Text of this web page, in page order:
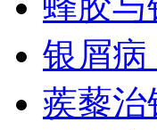
银屑病
蒺藜治